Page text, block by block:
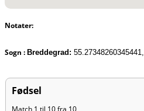
Notater:
Sogn : Breddegrad: 55.27348260345441,
Fødsel